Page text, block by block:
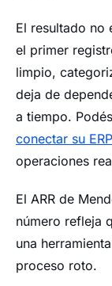
El resultado no
el primer
limpio,
deja de
a tiempo.
conectar su
operaciones
El ARR de
número refleja
una
proceso roto.